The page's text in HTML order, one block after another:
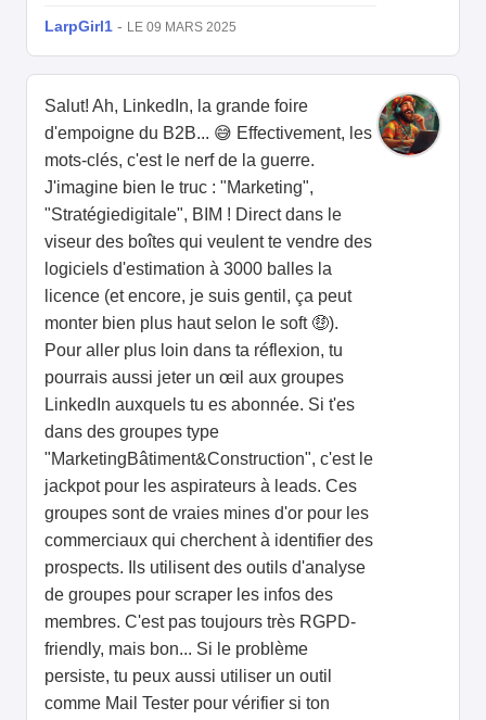
LarpGirl1 - LE 09 MARS 2025
Salut! Ah, LinkedIn, la grande foire
d'empoigne du B2B... 😅 Effectivement, les
mots-clés, c'est le nerf de la guerre.
J'imagine bien le truc : "Marketing",
"Stratégiedigitale", BIM ! Direct dans le
viseur des boîtes qui veulent te vendre des
logiciels d'estimation à 3000 balles la
licence (et encore, je suis gentil, ça peut
monter bien plus haut selon le soft 🤑).
Pour aller plus loin dans ta réflexion, tu
pourrais aussi jeter un œil aux groupes
LinkedIn auxquels tu es abonnée. Si t'es
dans des groupes type
"MarketingBâtiment&Construction", c'est le
jackpot pour les aspirateurs à leads. Ces
groupes sont de vraies mines d'or pour les
commerciaux qui cherchent à identifier des
prospects. Ils utilisent des outils d'analyse
de groupes pour scraper les infos des
membres. C'est pas toujours très RGPD-
friendly, mais bon... Si le problème
persiste, tu peux aussi utiliser un outil
comme Mail Tester pour vérifier si ton